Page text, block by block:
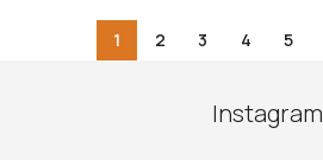
1 2 3 4 5
Instagram